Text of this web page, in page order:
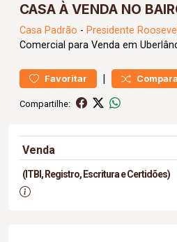
CASA À VENDA NO
Casa Padrão - Presidente
Comercial para Venda em
Favoritar |
Compartilhe:
Venda
(ITBI, Registro, Escritura e Certidões)